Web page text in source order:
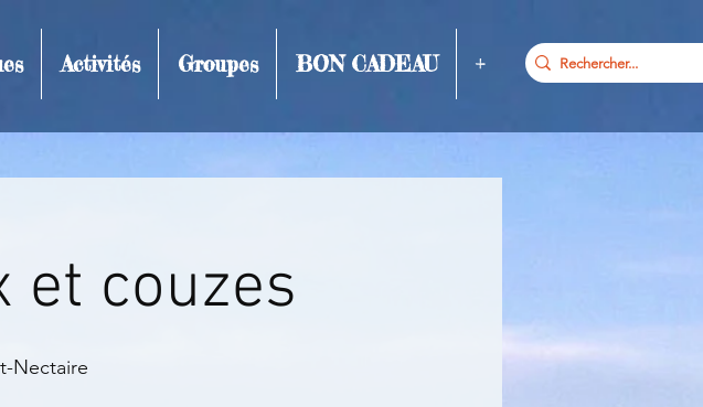
Activités Groupes BON CADEAU +
et couzes
Nectaire